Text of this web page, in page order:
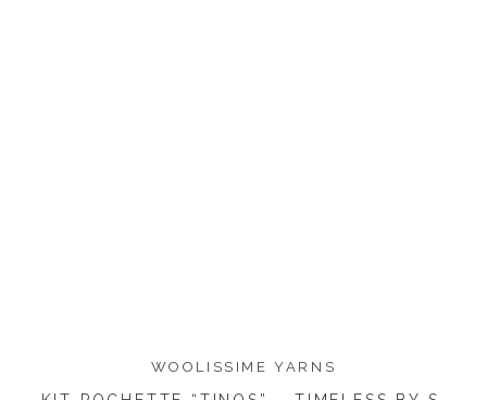
WOOLISSIME YARNS